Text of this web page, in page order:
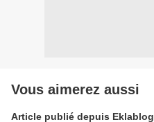
Vous aimerez aussi
Article publié depuis Eklablog